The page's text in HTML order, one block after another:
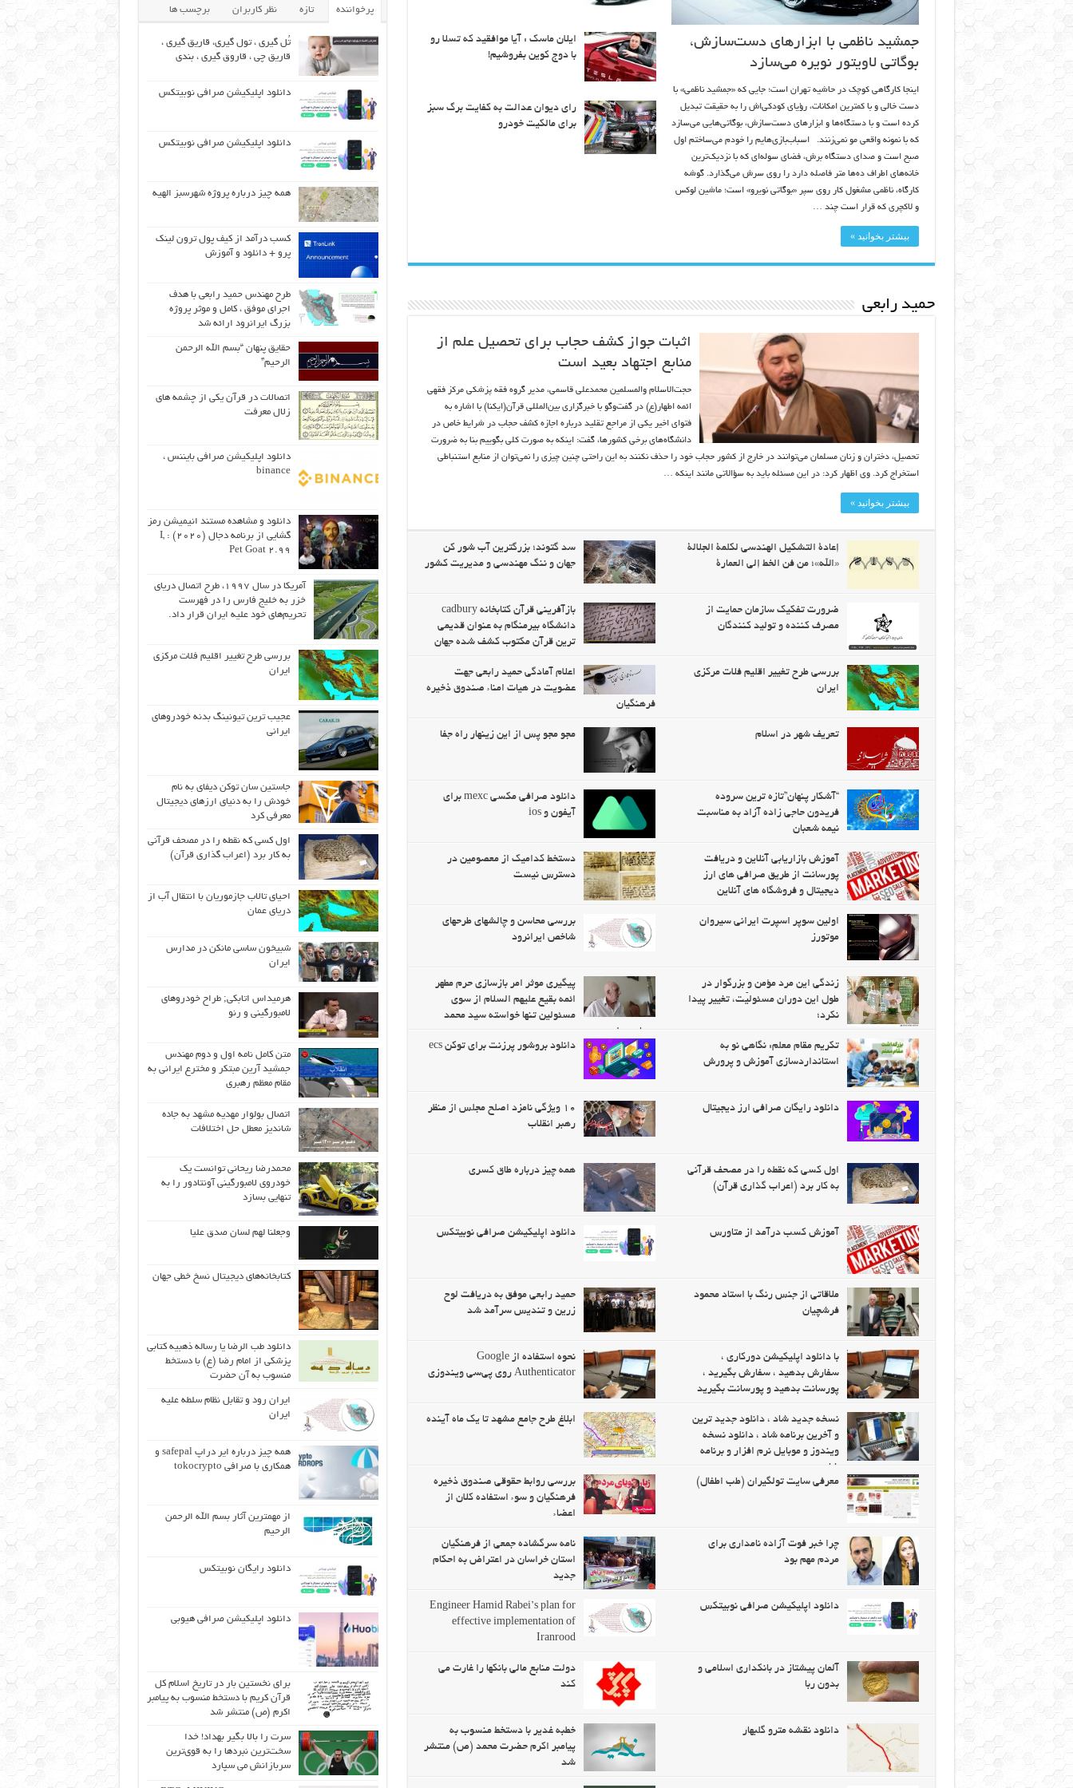
جمشید ناظمی با ابزار‌های دست‌سازش،
بوگاتی‌ لاویتور نویره می‌سازد
اینجا کارگاهی کوچک در حاشیه تهران است؛ جایی که «جمشید ناظمی» با
دست خالی و با کمترین امکانات، رؤیای کودکی‌اش را به حقیقت تبدیل
کرده است و با دستگاه‌ها و ابزار‌های دست‌سازش، بوگاتی‌هایی می‌سازد
که با نمونه واقعی مو نمی‌زنند. اسباب‌بازی‌هایم را خودم می‌ساختم اول
صبح است و صدای دستگاه برش، فضای سوله‌ای که با نزدیک‌ترین
خانه‌های اطراف ده‌ها متر فاصله دارد را روی سرش می‌گذارد. گوشه
کارگاه، ناظمی مشغول کار روی سپر «بوگاتی نویرو» است؛ ماشین لوکس
و لاکچری که قرار است چند …
بیشتر بخوانید »
ایلان ماسک : آیا موافقید که تسلا رو
با دوج کوین بفروشیم!
رای دیوان عدالت به کفایت برگ سبز
برای مالکیت خودرو
حمید رابعی
اثبات جواز کشف حجاب برای تحصیل علم از
منابع اجتهاد بعید است
حجت‌الاسلام والمسلمین محمدعلی قاسمی، مدیر گروه فقه پزشکی مرکز فقهی
ائمه اطهار(ع) در گفت‌وگو با خبرگزاری بین‌المللی قرآن(ایکنا) با اشاره به
فتوای اخیر یکی از مراجع تقلید درباره اجازه کشف حجاب در شرایط خاص در
دانشگاه‌های برخی کشورها، گفت: اینکه به صورت کلی بگوییم بنا به ضرورت
تحصیل، دختران و زنان مسلمان می‌توانند در خارج از کشور حجاب خود را حذف نکنند به این راحتی چنین چیزی را نمی‌توان از منابع استنباطی
استخراج کرد. وی اظهار کرد: در این مسئله باید به سؤالاتی مانند اینکه …
بیشتر بخوانید »
إعادة التشكيل الهندسي لكلمة الجلالة
«الله»؛ من فن الخط إلى العمارة
سد گتوند؛ بزرگترین آب شور کن
جهان و ننگ مهندسی و مدیریت کشور
ضرورت تفکیک سازمان حمایت از
مصرف کننده و تولید کنندگان
بازآفرینی قرآن کتابخانه cadbury
دانشگاه بیرمنگام به عنوان قدیمی
ترین قرآن مکتوب کشف شده جهان
بررسی طرح تغییر اقلیم فلات مرکزی
ایران
اعلام آمادگی حمید رابعی جهت
عضویت در هیات امناء صندوق ذخیره
فرهنگیان
تعریف شهر در اسلام مجو مجو پس از این زینهار راه جفا
“آشکار پنهان”تازه ترین سروده
فریدون حاجی زاده آزاد به مناسبت
نیمه شعبان
دانلود صرافی مکسی mexc برای
آیفون و ios
آموزش بازاریابی آنلاین و دریافت
پورسانت از طریق صرافی های ارز
دیجیتال و فروشگاه های آنلاین
دستخط کدامیک از معصومین در
دسترس نیست
اولین سوپر اسپرت ایرانی سیروان
موتورز
بررسی محاسن و چالشهای طرحهای
شاخص ایرانرود
زندگی این مرد مؤمن و بزرگوار در
طول این دوران مسئولیّت، تغییر پیدا
نکرد؛
پيگيری موثر امر بازسازی حرم مطهر
ائمه بقيع عليهم السلام از سوی
مسئولين تنها خواسته سید محمد
سجادی راد
تکریم مقام معلم: نگاهی نو به
استانداردسازی آموزش و پرورش
دانلود بروشور پرزنت برای توکن ecs
دانلود رایگان صرافی ارز دیجیتال
۱۰ ویژگی نامزد اصلح مجلس از منظر
رهبر انقلاب
اول كسی كه نقطه را در مصحف قرآنی
به كار برد (اعراب گذاری قرآن)
همه چیز درباره طاق کسری
آموزش کسب درآمد از متاورس دانلود اپلیکیشن صرافی نوبیتکس
ملاقاتی از جنس رنگ با استاد محمود
فرشچیان
حمید رابعی موفق به دریافت لوح
زرین و تندیس سرآمد شد
با دانلود اپلیکیشن دورکاری ،
سفارش بدهید ، سفارش بگیرید ،
پورسانت بدهید و پورسانت بگیرید
نحوه استفاده از Google
Authenticator روی پی‌سی ویندوزی
نسخه جدید شاد ، دانلود جدید ترین
و آخرین برنامه شاد ، دانلود نسخه
ویندوز و موبایل نرم افزار و برنامه
شاد
ابلاغ طرح جامع مشهد تا یک ماه آینده
معرفی سایت تولگیران (طب اطفال)
بررسی روابط حقوقی صندوق ذخیره
فرهنگیان و سوء استفاده کلان از
اعضاء
چرا خبر فوت آزاده نامداری برای
مردم مهم بود
نامه سرگشاده جمعی از فرهنگیان
استان خراسان در اعتراض به احکام
جدید
دانلود اپلیکیشن صرافی نوبیتکس
Engineer Hamid Rabei’s plan for
effective implementation of
Iranrood
آلمان پیشتاز در بانکداری اسلامی و
بدون ربا
دولت منابع مالی بانکها را غارت می
کند
دانلود نقشه مترو گلبهار
خطبه غدیر با دستخط منسوب به
پیامبر اکرم حضرت محمد (ص) منتشر
شد
پرخواننده تازه نظر کاربران برچسب ها
تُل گیری ، تول گیری، قاریق گیری ،
قاریق‌ چی ، قاروق گیری ، بندی
دانلود اپلیکیشن صرافی نوبیتکس
دانلود اپلیکیشن صرافی نوبیتکس
همه چیز درباره پروژه شهرسبز الهیه
کسب درآمد از کیف پول ترون لینک
پرو + دانلود و آموزش
طرح مهندس حمید رابعی با هدف
اجرای موفق ، کامل و موثر پروژه
بزرگ ایرانرود ارائه شد
حقایق پنهان “بسم الله الرحمن
الرحیم”
اتصالات در قرآن یکی از چشمه های
زلال معرفت
دانلود اپلیکیشن صرافی بایننس ،
binance
دانلود و مشاهده مستند انیمیشن رمز
گشایی از برنامه دجال (۲۰۲۰) : I,
Pet Goat 2.99
آمریکا در سال ۱۹۹۷، طرح اتصال دریای
خزر به خلیج فارس را در فهرست
تحریم‌های خود علیه ایران قرار داد.
بررسی طرح تغییر اقلیم فلات مرکزی
ایران
عجیب ترین تیونینگ بدنه خودروهای
ایرانی
جاستین سان توکن دیفای به نام
خودش را به دنیای ارزهای دیجیتال
معرفی کرد
اول كسی كه نقطه را در مصحف قرآنی
به كار برد (اعراب گذاری قرآن)
احیای تالاب جازموریان با انتقال آب از
دریای عمان
شبیخون ساسی مانکن در مدارس
ایران
هرمیداس اتابکی; طراح خودروهای
لامبورگینی و رنو
متن کامل نامه اول و دوم مهندس
جمشید آرین مبتکر و مخترع ایرانی به
مقام معظم رهبری
اتصال بولوار مهدیه مشهد به جاده
شاندیز معطل حل اختلافات
محمدرضا ریحانی توانست یک
خودروی لامبورگینی آونتادور را به
تنهایی بسازد
وجعلنا لهم لسان صدق علیا
کتابخانه‌های دیجیتال نسخ خطی جهان
دانلود طب الرضا یا رساله‌ ذهبیه کتابی
پزشکی از امام رضا (ع) با دستخط
منسوب به آن حضرت
ایران رود و تقابل نظام سلطه علیه
ایران
همه چیز درباره ایر دراپ safepal و
همکاری با صرافی tokocrypto
از مهمترین آثار بسم الله الرحمن
الرحیم
دانلود رایگان نوبیتکس
دانلود اپلیکیشن صرافی هیوبی
برای نخستین بار در تاریخ اسلام کل
قرآن کریم با دستخط منسوب به پیامبر
اکرم (ص) منتشر شد
سرت را بالا بگیر بهداد! خدا
سخت‌ترین نبردها را به قوی‌ترین
سربازانش می سپارد